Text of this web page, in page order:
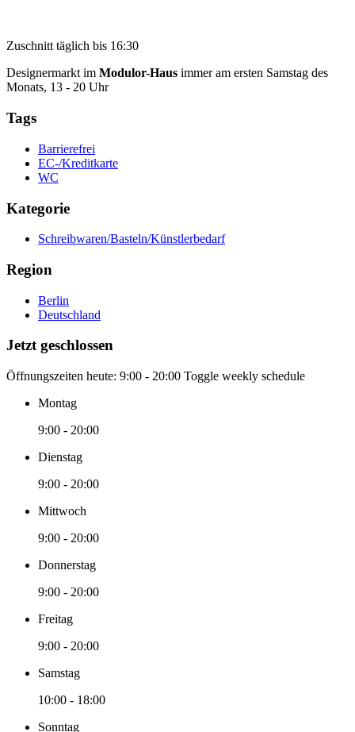
Zuschnitt täglich bis 16:30
Designermarkt im Modulor-Haus immer am ersten Samstag des
Monats, 13 - 20 Uhr
Tags
Barrierefrei
EC-/Kreditkarte
WC
Kategorie
Schreibwaren/Basteln/Künstlerbedarf
Region
Berlin
Deutschland
Jetzt geschlossen
Öffnungszeiten heute: 9:00 - 20:00 Toggle weekly schedule
Montag
9:00 - 20:00
Dienstag
9:00 - 20:00
Mittwoch
9:00 - 20:00
Donnerstag
9:00 - 20:00
Freitag
9:00 - 20:00
Samstag
10:00 - 18:00
Sonntag